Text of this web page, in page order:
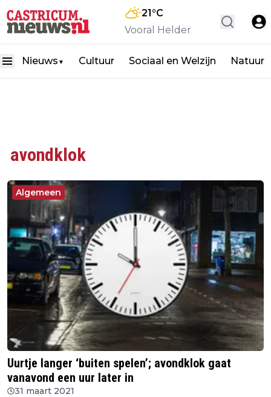
21°C
Vooral Helder
Nieuws ▼ Cultuur Sociaal en Welzijn Natuur
avondklok
Algemeen
Uurtje langer ‘buiten spelen’; avondklok gaat
vanavond een uur later in
31 maart 2021